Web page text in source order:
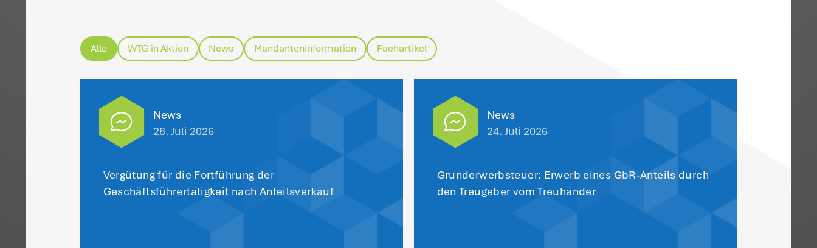
die Erzielung eines Entgelts nicht an. Bislang war dies streitig und ist nun vom BFH
entschieden worden.
Immobiliengesellschaften sollten sich daher auf die ausdrücklich erlaubten
beschränken. Schädliche Tätigkeiten sollten ggf. durch Schwester-Gesellschaften
ausgeübt werden.
Ausnahmsweise sind Tätigkeiten dann gewerbesteuerlich unschädlich, wenn sie ein
zwingend notwendiger Teil einer wirtschaftlich sinnvoll gestalteten eigenen